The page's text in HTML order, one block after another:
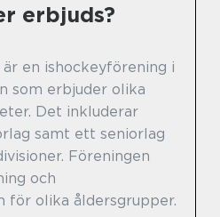
erbjuds?
en ishockeyförening i
som erbjuder olika
Det inkluderar
samt ett seniorlag
Föreningen
och
för olika åldersgrupper.